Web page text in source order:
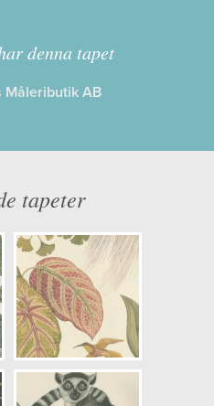
Glasshouse
120,00 x 137,00
216667
S7010-R70B
Rosa,
Vinröd
Växter
denna tapet
Måleributik AB
tapeter